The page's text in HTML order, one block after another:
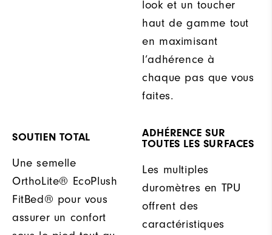
look et un toucher
haut de gamme tout
en maximisant
l’adhérence à
chaque pas que vous
faites.
SOUTIEN TOTAL
Une semelle
OrthoLite® EcoPlush
FitBed® pour vous
assurer un confort
ADHÉRENCE SUR
TOUTES LES SURFACES
Les multiples
duromètres en TPU
offrent des
caractéristiques